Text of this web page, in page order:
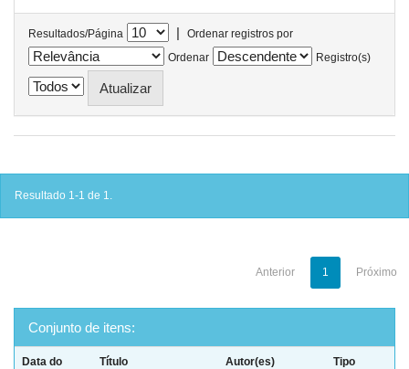
Resultados/Página |
Ordenar registros por
Ordenar
Registro(s)
Resultado 1-1 de 1.
Anterior 1 Próximo
Conjunto de itens:
Data do
Título Autor(es) Tipo